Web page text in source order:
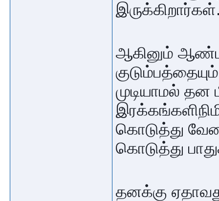
ஆகினும்
முடியாமல் தன
கொடுத்து
கொடுத்து
தனக்கு